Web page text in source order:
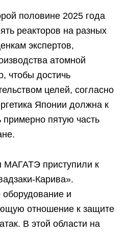
половине 2025 года
реакторов на разных
экспертов,
атомной
чтобы достичь
целей, согласно
Японии должна к
примерно пятую часть
МАГАТЭ приступили к
Карива».
оборудование и
отношение к защите
В этой области на